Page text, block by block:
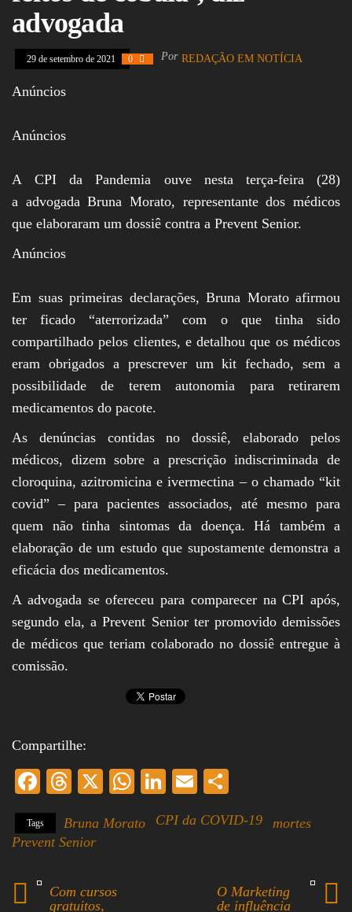
Rio de Janeiro,
Brasília, Nordeste,
Empreendedorismo,
Oportunidades,
advogada
29 de setembro de 2021 0 Por REDAÇÃO EM NOTÍCIA
Anúncios
Anúncios
A CPI da Pandemia ouve nesta terça-feira (28)
a advogada Bruna Morato, representante dos médicos
que elaboraram um dossiê contra a Prevent Senior.
Anúncios
Em suas primeiras declarações, Bruna Morato afirmou
ter ficado “aterrorizada” com o que tinha sido
compartilhado pelos clientes, e detalhou que os médicos
eram obrigados a prescrever um kit fechado, sem a
possibilidade de terem autonomia para retirarem
medicamentos do pacote.
As denúncias contidas no dossiê, elaborado pelos
médicos, dizem sobre a prescrição indiscriminada de
cloroquina, azitromicina e ivermectina – o chamado “kit
covid” – para pacientes associados, até mesmo para
quem não tinha sintomas da doença. Há também a
elaboração de um estudo que supostamente demonstra a
eficácia dos medicamentos.
A advogada se ofereceu para comparecer na CPI após,
segundo ela, a Prevent Senior ter promovido demissões
de médicos que teriam colaborado no dossiê entregue à
comissão.
Compartilhe:
Fa
ce
bo
T
ea
X
W
ts
Li
ed
E
ail re
Tags Bruna Morato CPI da COVID-19
mortes
Prevent Senior
Com cursos
gratuitos,
O Marketing
de influência